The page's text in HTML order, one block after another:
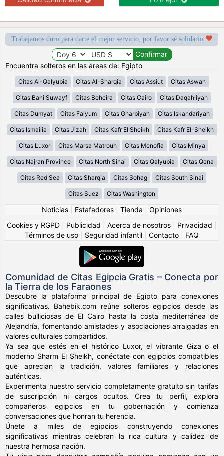
Trabajamos duro para darte el mejor servicio, por favor sé solidario
Encuentra solteros en las áreas de: Egipto
Citas Al-Qalyubia Citas Al-Sharqia Citas Assiut Citas Aswan
Citas Bani Suwayf Citas Beheira Citas Cairo Citas Daqahliyah
Citas Dumyat Citas Faiyum Citas Gharbiyah Citas Iskandariyah
Citas Ismailia Citas Jizah Citas Kafr El Sheikh Citas Kafr El-Sheikh
Citas Luxor Citas Marsa Matrouh Citas Menofia Citas Minya
Citas Najran Province Citas North Sinai Citas Qalyubia Citas Qena
Citas Red Sea Citas Sharqia Citas Sohag Citas South Sinai
Citas Suez Citas Washington
Noticias Estafadores Tienda
Opiniones
Cookies y RGPD
Publicidad Acerca de nosotros Privacidad
Términos de uso
Seguridad infantil Contacto FAQ
Comunidad de Citas Egipcia Gratis – Conecta por
la Tierra de los Faraones
Descubre la plataforma principal de Egipto para conexiones
significativas. Bahebik.com reúne solteros egipcios desde las
calles bulliciosas de El Cairo hasta la costa mediterránea de
Alejandría, fomentando amistades y asociaciones arraigadas en
valores culturales compartidos.
Ya sea que estés en el histórico Luxor, el vibrante Giza o el
moderno Sharm El Sheikh, conéctate con egipcios compatibles
que aprecian la tradición, valores familiares y relaciones
auténticas.
Experimenta nuestro servicio completamente gratuito sin tarifas
de suscripción ni cargos ocultos. Crea tu perfil, explora
compañeros egipcios en tu gobernación y comienza
conversaciones que honran tu herencia.
Únete a miles de egipcios construyendo conexiones
significativas mientras celebran la rica cultura y calidez de
nuestra hermosa nación.